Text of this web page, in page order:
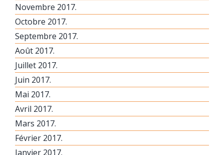
Novembre 2017.
Octobre 2017.
Septembre 2017.
Août 2017.
Juillet 2017.
Juin 2017.
Mai 2017.
Avril 2017.
Mars 2017.
Février 2017.
Janvier 2017.